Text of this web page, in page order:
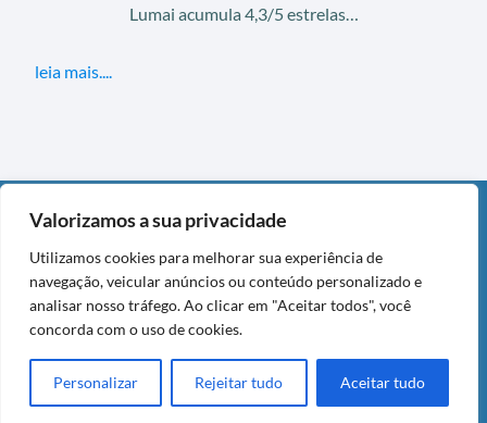
Valorizamos a sua privacidade
Utilizamos cookies para melhorar sua experiência de
navegação, veicular anúncios ou conteúdo personalizado e
analisar nosso tráfego. Ao clicar em "Aceitar todos", você
concorda com o uso de cookies.
Personalizar Rejeitar tudo Aceitar tudo
Lumai acumula 4,3/5 estrelas…
leia mais....
DIVULGAÇÃO
Este post contém links de afiliado da Amazon. Como
Associado da Amazon, eu recebo por compras qualificadas,
sem custo adicional para você.
Copyright © 2026 DecasaBlog — Todos os Direitos Reservados.